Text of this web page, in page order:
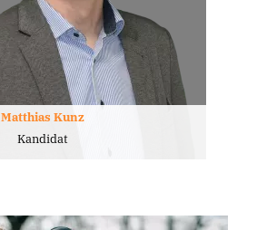
Matthias Kunz
Kandidat